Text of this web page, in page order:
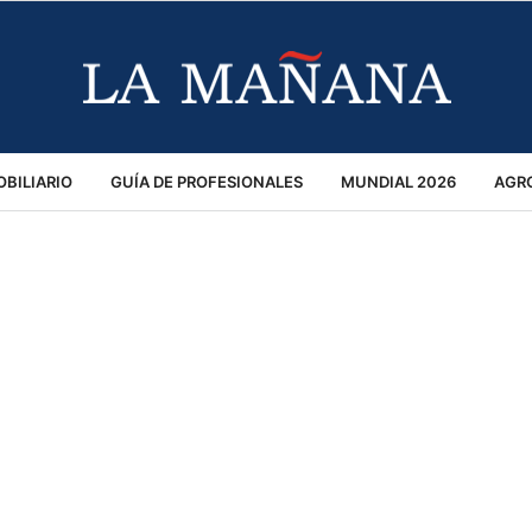
GUÍA DE PROFESIONALES MUNDIAL 2026